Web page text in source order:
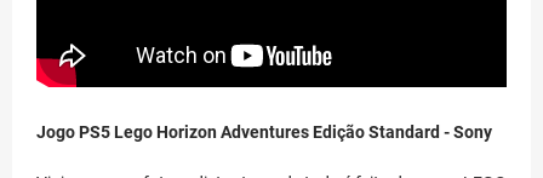
Jogo PS5 Lego Horizon Adventures Edição Standard - Sony